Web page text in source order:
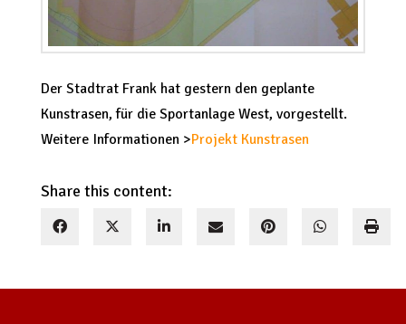
Der Stadtrat Frank hat gestern den geplante
Kunstrasen, für die Sportanlage West, vorgestellt.
Weitere Informationen >Projekt Kunstrasen
Share this content: